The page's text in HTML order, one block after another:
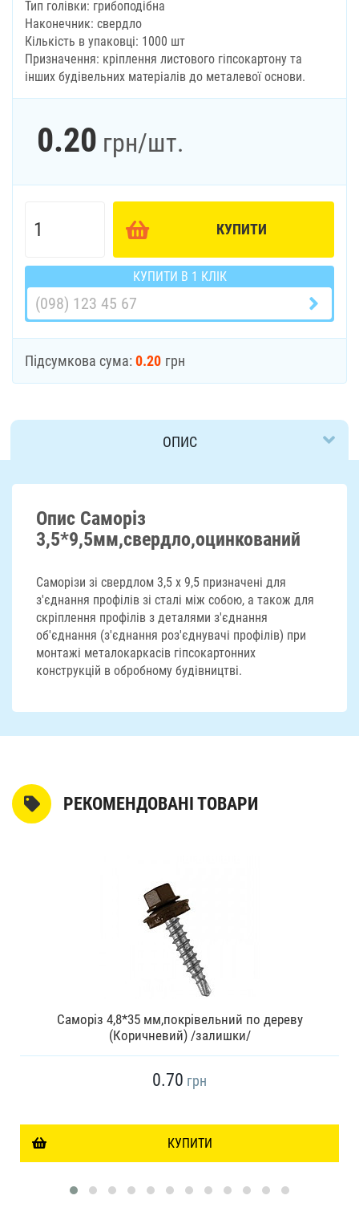
Тип голівки: грибоподібна
Наконечник: свердло
Кількість в упаковці: 1000 шт
Призначення: кріплення листового гіпсокартону та
інших будівельних матеріалів до металевої основи.
0.20 грн/шт.
КУПИТИ
КУПИТИ В 1 КЛІК
Підсумкова сума: 0.20 грн
ОПИС
ДОСТАВКА
Опис Саморіз
3,5*9,5мм,свердло,оцинкований
Саморізи зі свердлом 3,5 х 9,5 призначені для
з'єднання профілів зі сталі між собою, а також для
скріплення профілів з деталями з'єднання
об'єднання (з'єднання роз'єднувачі профілів) при
монтажі металокаркасів гіпсокартонних
конструкцій в обробному будівництві.
РЕКОМЕНДОВАНІ ТОВАРИ
Саморіз 4,8*35 мм,покрівельний по дереву
(Коричневий) /залишки/
0.70 грн
КУПИТИ